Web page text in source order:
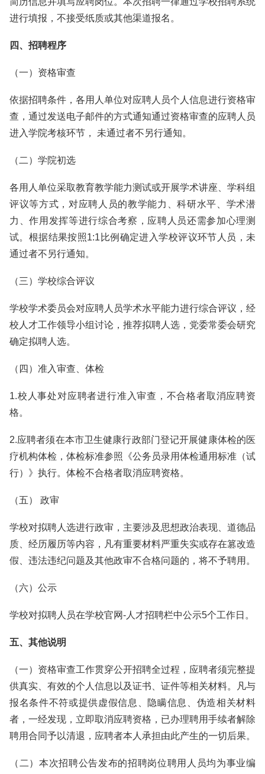
进行填报，不接受纸质或其他渠道报名。
四、招聘程序
（一）资格审查
依据招聘条件，各用人单位对应聘人员个人信息进行资格审
查，通过发送电子邮件的方式通知通过资格审查的应聘人员
进入学院考核环节， 未通过者不另行通知。
（二）学院初选
各用人单位采取教育教学能力测试或开展学术讲座、学科组
评议等方式，对应聘人员的教学能力、科研水平、学术潜
力、作用发挥等进行综合考察，应聘人员还需参加心理测
试。根据结果按照1:1比例确定进入学校评议环节人员，未
通过者不另行通知。
（三）学校综合评议
学校学术委员会对应聘人员学术水平能力进行综合评议，经
校人才工作领导小组讨论，推荐拟聘人选，党委常委会研究
确定拟聘人选。
（四）准入审查、体检
1.校人事处对应聘者进行准入审查，不合格者取消应聘资
格。
2.应聘者须在本市卫生健康行政部门登记开展健康体检的医
疗机构体检，体检标准参照《公务员录用体检通用标准（试
行）》执行。体检不合格者取消应聘资格。
（五） 政审
学校对拟聘人选进行政审，主要涉及思想政治表现、道德品
质、经历履历等内容，凡有重要材料严重失实或存在篡改造
假、违法违纪问题及其他政审不合格问题的，将不予聘用。
（六）公示
学校对拟聘人员在学校官网-人才招聘栏中公示5个工作日。
五、其他说明
（一）资格审查工作贯穿公开招聘全过程，应聘者须完整提
供真实、有效的个人信息以及证书、证件等相关材料。凡与
报名条件不符或提供虚假信息、隐瞒信息、伪造相关材料
者，一经发现，立即取消应聘资格，已办理聘用手续者解除
聘用合同予以清退，应聘者本人承担由此产生的一切后果。
（二）本次招聘公告发布的招聘岗位聘用人员均为事业编